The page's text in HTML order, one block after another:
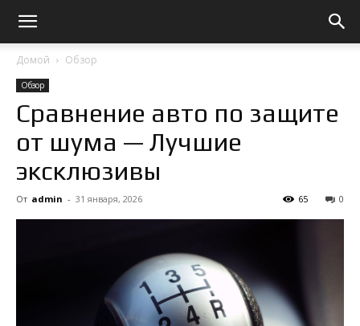
Домой Обзор
Обзор
Сравнение авто по защите
от шума — Лучшие
эксклюзивы
От admin - 31 января, 2026 0
65